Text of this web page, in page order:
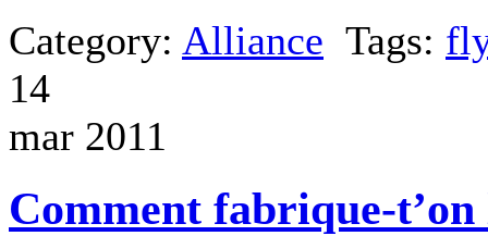
Category: Alliance Tags:
14
mar 2011
Comment fabrique-